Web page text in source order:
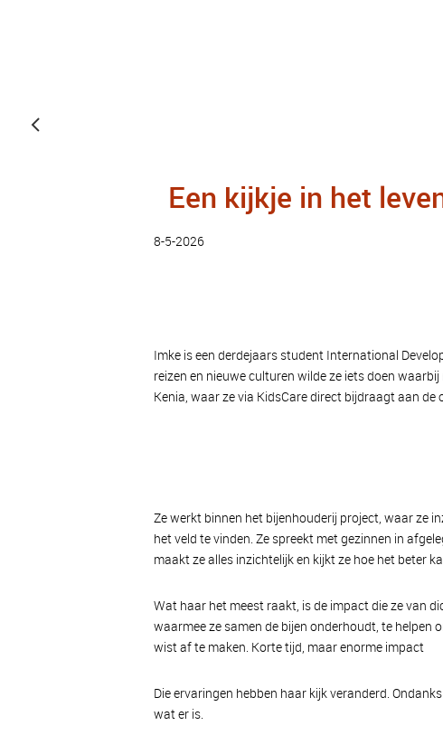
Een kijkje in het
8-5-2026
Imke is een derdejaars student International
reizen en nieuwe culturen wilde ze iets doen
Kenia, waar ze via KidsCare direct bijdraagt aan de
Ze werkt binnen het bijenhouderij project, waar ze
het veld te vinden. Ze spreekt met gezinnen in
maakt ze alles inzichtelijk en kijkt ze hoe het beter
Wat haar het meest raakt, is de impact die ze van
waarmee ze samen de bijen onderhoudt, te helpen
wist af te maken. Korte tijd, maar enorme impact
Die ervaringen hebben haar kijk veranderd.
wat er is.